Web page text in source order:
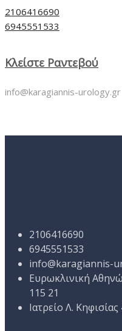
2106416690
6945551533
Κλείστε Ραντεβού
info@karagiannis-urology.gr
2106416690
6945551533
info@karagiannis-
Ευρωκλινική
115 21
Ιατρείο Λ.